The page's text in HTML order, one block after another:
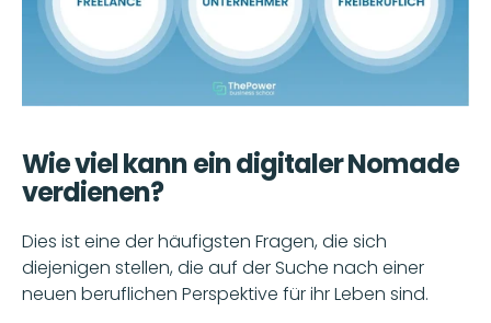
Wie viel kann ein digitaler Nomade
verdienen?
Dies ist eine der häufigsten Fragen, die sich
diejenigen stellen, die auf der Suche nach einer
neuen beruflichen Perspektive für ihr Leben sind.